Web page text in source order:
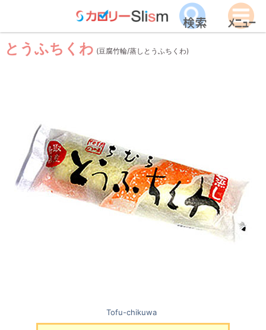
とうふちくわ (豆腐竹輪/蒸しとうふちくわ)
Tofu-chikuwa